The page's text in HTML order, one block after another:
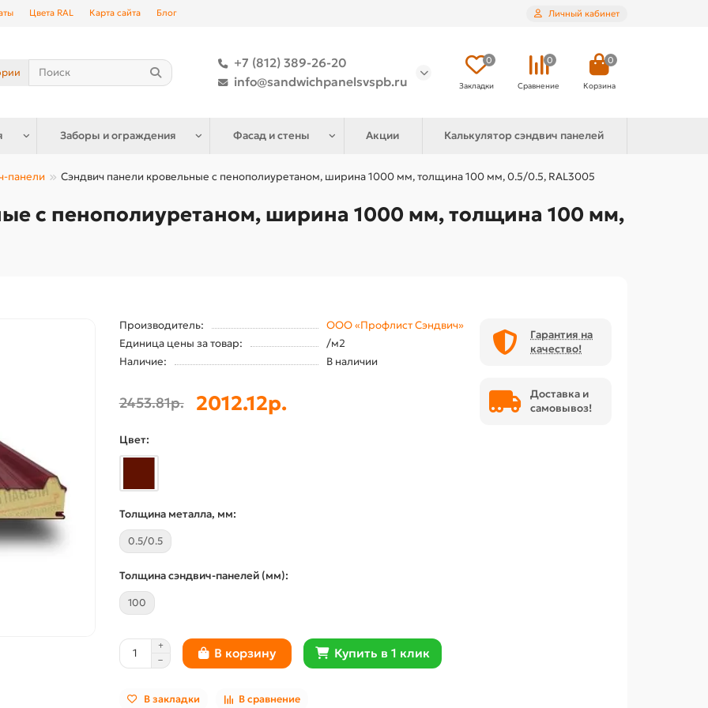
Цвета RAL Карта сайта Блог Личный кабинет
+7 (812) 389-26-20
info@sandwichpanelsvspb.ru
0
Закладки
0
Сравнение
0
Корзина
Заборы и ограждения Фасад и стены Акции Калькулятор сэндвич панелей
панели Сэндвич панели кровельные с пенополиуретаном, ширина 1000 мм, толщина 100 мм, 0.5/0.5, RAL3005
с пенополиуретаном, ширина 1000 мм, толщина 100 мм,
Производитель:
ООО «Профлист Сэндвич»
Единица цены за товар:
/м2
Наличие:
В наличии
2453.81р. 2012.12р.
Цвет:
Толщина металла, мм:
0.5/0.5
Толщина сэндвич-панелей (мм):
100
В корзину Купить в 1 клик
В закладки В сравнение
Гарантия на
качество!
Доставка и
самовывоз!